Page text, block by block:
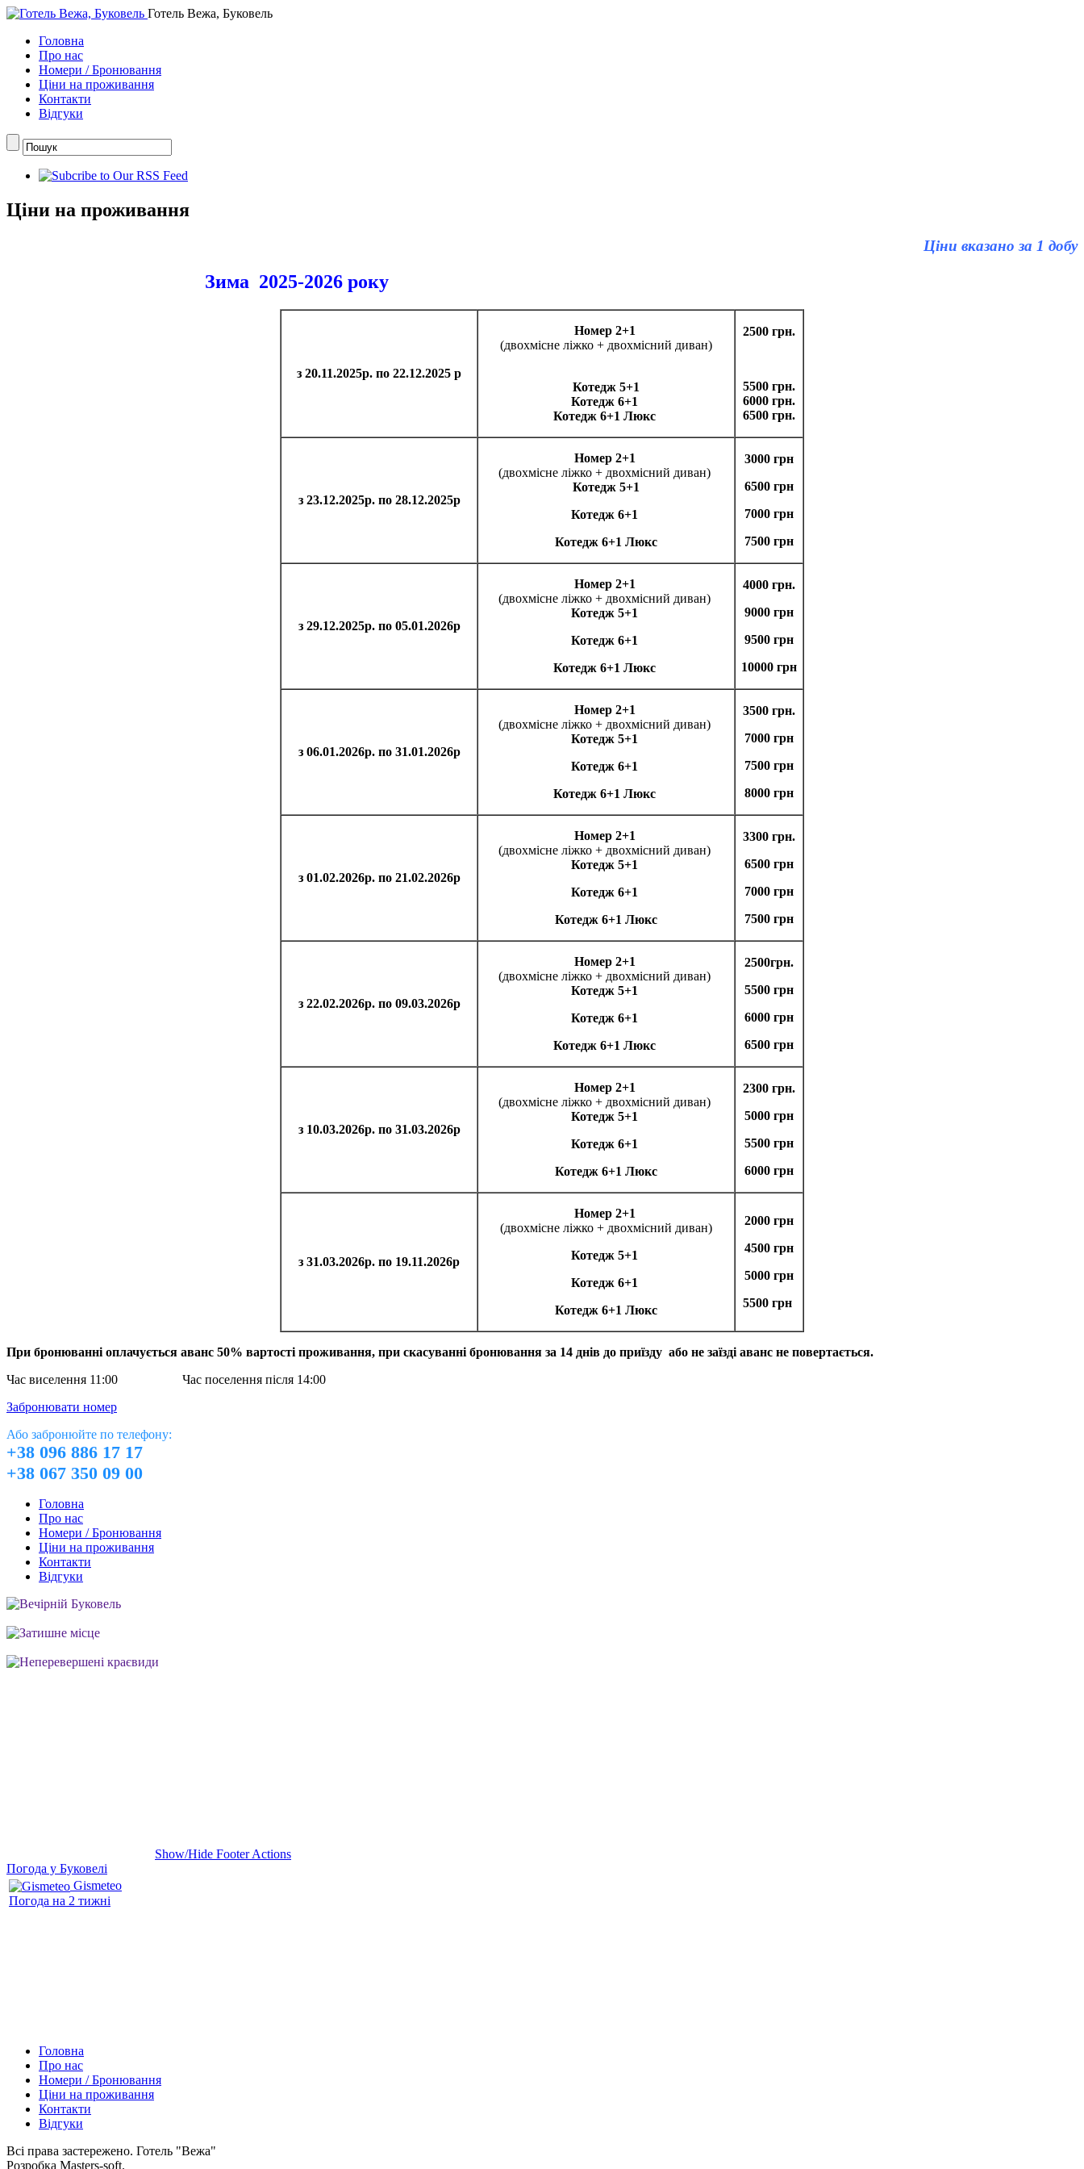
Готель Вежа, Буковель
Головна
Про нас
Номери / Бронювання
Ціни на проживання
Контакти
Відгуки
Ціни на проживання
Ціни вказано за 1 добу
Зима 2025-2026 року
з 20.11.2025р. по 22.12.2025 р
Номер 2+1
(двохмісне ліжко + двохмісний диван)
Котедж 5+1
Котедж 6+1
Котедж 6+1 Люкс
2500 грн.
5500 грн.
6000 грн.
6500 грн.
з 23.12.2025р. по 28.12.2025р
Номер 2+1
(двохмісне ліжко + двохмісний диван)
Котедж 5+1
Котедж 6+1
Котедж 6+1 Люкс
3000 грн
6500 грн
7000 грн
7500 грн
з 29.12.2025р. по 05.01.2026р
Номер 2+1
(двохмісне ліжко + двохмісний диван)
Котедж 5+1
Котедж 6+1
Котедж 6+1 Люкс
4000 грн.
9000 грн
9500 грн
10000 грн
з 06.01.2026р. по 31.01.2026р
Номер 2+1
(двохмісне ліжко + двохмісний диван)
Котедж 5+1
Котедж 6+1
Котедж 6+1 Люкс
3500 грн.
7000 грн
7500 грн
8000 грн
з 01.02.2026р. по 21.02.2026р
Номер 2+1
(двохмісне ліжко + двохмісний диван)
Котедж 5+1
Котедж 6+1
Котедж 6+1 Люкс
3300 грн.
6500 грн
7000 грн
7500 грн
з 22.02.2026р. по 09.03.2026р
Номер 2+1
(двохмісне ліжко + двохмісний диван)
Котедж 5+1
Котедж 6+1
Котедж 6+1 Люкс
2500грн.
5500 грн
6000 грн
6500 грн
з 10.03.2026р. по 31.03.2026р
Номер 2+1
(двохмісне ліжко + двохмісний диван)
Котедж 5+1
Котедж 6+1
Котедж 6+1 Люкс
2300 грн.
5000 грн
5500 грн
6000 грн
з 31.03.2026р. по 19.11.2026р
Номер 2+1
(двохмісне ліжко + двохмісний диван)
Котедж 5+1
Котедж 6+1
Котедж 6+1 Люкс
2000 грн
4500 грн
5000 грн
5500 грн
При бронюванні оплачується авaнс 50% вартості проживання, при скасуванні бронювання за 14 днів до приїзду або не заїзді аванс не повертається.
Час виселення 11:00 Час поселення після 14:00
Забронювати номер
Або забронюйте по телефону:
+38 096 886 17 17
+38 067 350 09 00
Головна
Про нас
Номери / Бронювання
Ціни на проживання
Контакти
Відгуки
Show/Hide Footer Actions
Погода у Буковелі
Gismeteo
Погода на 2 тижні
Головна
Про нас
Номери / Бронювання
Ціни на проживання
Контакти
Відгуки
Всі права застережено. Готель "Вежа"
Розробка Masters-soft.